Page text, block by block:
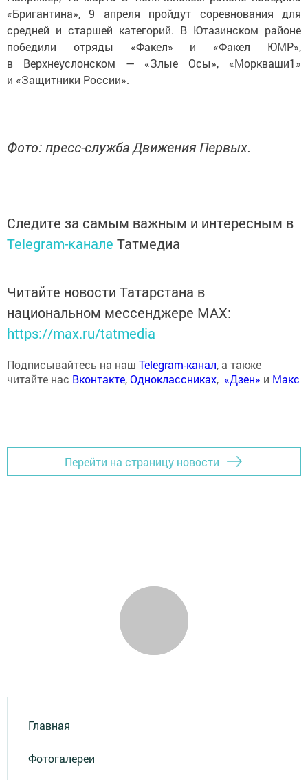
«Бригантина», 9 апреля пройдут соревнования для
средней и старшей категорий. В Ютазинском районе
победили отряды «Факел» и «Факел ЮМР»,
в Верхнеуслонском — «Злые Осы», «Моркваши1»
и «Защитники России».
Фото: пресс-служба Движения Первых.
Следите за самым важным и интересным в
Telegram-канале Татмедиа
Читайте новости Татарстана в
национальном мессенджере MАХ:
https://max.ru/tatmedia
Подписывайтесь на наш Telegram-канал, а также
читайте нас Вконтакте,Одноклассниках, «Дзен» и Макс
Перейти на страницу новости
Главная
Фотогалереи